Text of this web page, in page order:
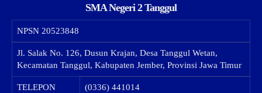
SMA Negeri 2 Tanggul
NPSN 20523848
Jl. Salak No. 126, Dusun Krajan, Desa Tanggul Wetan,
Kecamatan Tanggul, Kabupaten Jember, Provinsi Jawa Timur
TELEPON (0336) 441014